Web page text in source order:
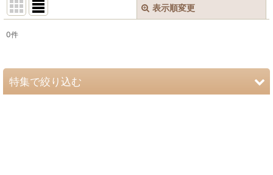
表示順変更
並び順 :
0件
特集で絞り込む